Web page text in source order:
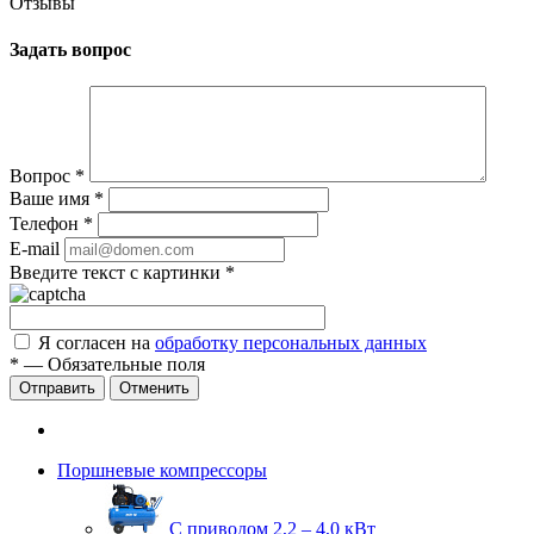
Задать вопрос
Вопрос *
Ваше имя *
Телефон *
E-mail
Введите текст с картинки *
Я согласен на обработку персональных данных
* — Обязательные поля
Отправить Отменить
Поршневые компрессоры
С приводом 2,2 – 4,0 кВт